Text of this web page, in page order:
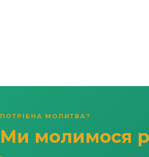
ПОТРІБНА МОЛИТВА?
Ми молимося